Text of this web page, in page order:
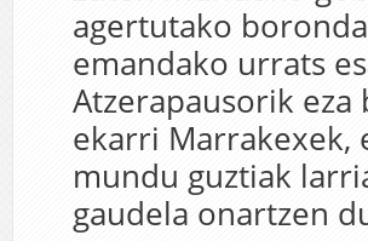
agertutako
emandako urrats
Atzerapausorik
ekarri Marrakexek,
mundu guztiak
gaudela onartzen